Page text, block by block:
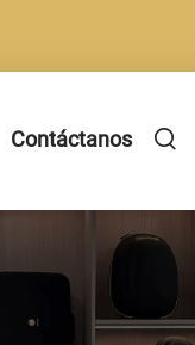
Contáctanos